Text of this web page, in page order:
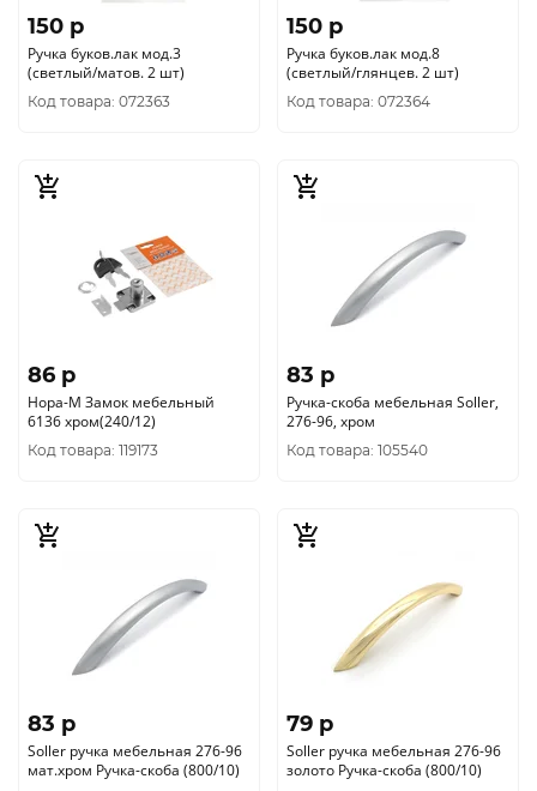
150 p
Ручка буков.лак мод.3
(светлый/матов. 2 шт)
Код товара: 072363
150 p
Ручка буков.лак мод.8
(светлый/глянцев. 2 шт)
Код товара: 072364
86 p
Нора-М Замок мебельный
6136 хром(240/12)
Код товара: 119173
83 p
Ручка-скоба мебельная Soller,
276-96, хром
Код товара: 105540
83 p
Soller ручка мебельная 276-96
мат.хром Ручка-скоба (800/10)
79 p
Soller ручка мебельная 276-96
золото Ручка-скоба (800/10)